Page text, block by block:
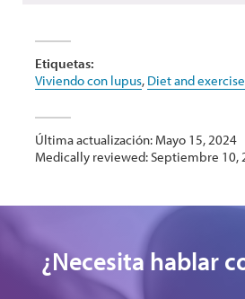
Etiquetas:
Viviendo con lupus, Diet and exercise
Última actualización: Mayo 15, 2024
Medically reviewed: Septiembre 10,
¿Necesita hablar